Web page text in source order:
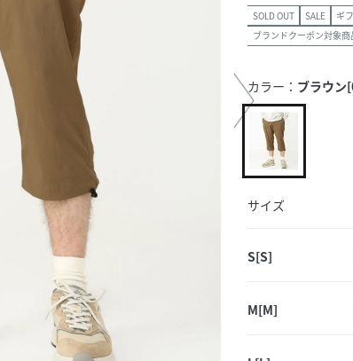
SOLD OUT SALE
ギ
ブランドクーポン対象商
カラー： ブラウン
サイズ
S[S]
M[M]